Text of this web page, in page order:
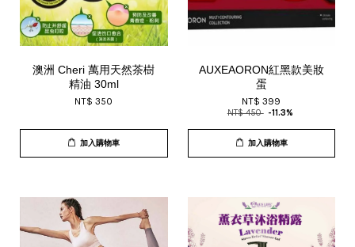
澳洲 Cheri 萬用天然茶樹
精油 30ml
NT$ 350
加入購物車
AUXEAORON紅黑款美妝
蛋
NT$ 399
NT$ 450 -11.3%
加入購物車